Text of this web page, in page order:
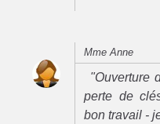
Mme Anne
"Ouverture
perte de
bon travail -